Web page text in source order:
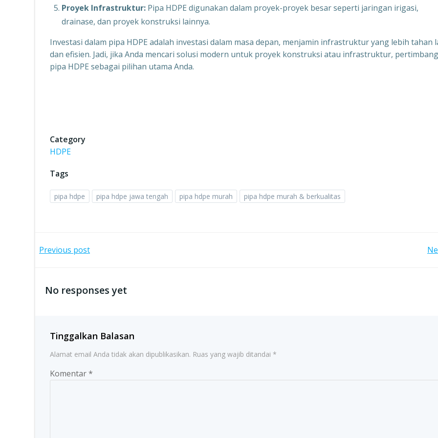
Proyek Infrastruktur: Pipa HDPE digunakan dalam proyek-proyek besar seperti jaringan irigasi,
drainase, dan proyek konstruksi lainnya.
Investasi dalam pipa HDPE adalah investasi dalam masa depan, menjamin infrastruktur yang lebih tahan
dan efisien. Jadi, jika Anda mencari solusi modern untuk proyek konstruksi atau infrastruktur,
pipa HDPE sebagai pilihan utama Anda.
Category
HDPE
Tags
pipa hdpe pipa hdpe jawa tengah pipa hdpe murah pipa hdpe murah & berkualitas
Post
Previous post
No responses yet
Tinggalkan Balasan
Alamat email Anda tidak akan dipublikasikan. Ruas yang wajib ditandai *
Komentar*